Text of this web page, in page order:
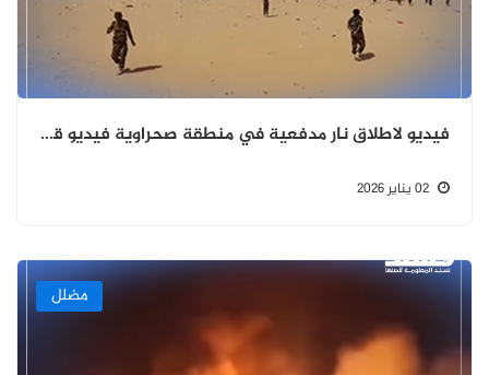
فيديو لاطلاق نار مدفعية في منطقة صحراوية فيديو قديم
مضلل